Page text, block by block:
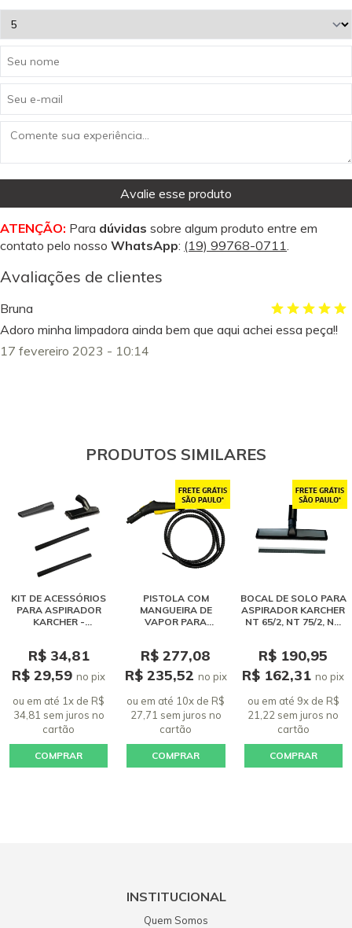
Avalie esse produto
ATENÇÃO: Para dúvidas sobre algum produto entre em
contato pelo nosso WhatsApp: (19) 99768-0711.
Avaliações de clientes
Bruna
Adoro minha limpadora ainda bem que aqui achei essa peça!!
17 fevereiro 2023 - 10:14
PRODUTOS SIMILARES
KIT DE ACESSÓRIOS
PARA ASPIRADOR
KARCHER -
BOCAL DE CANTOS
R$ 34,81
R$ 29,59no pix
ou em até 1x de R$
34,81 sem juros no
cartão
COMPRAR
PISTOLA COM
MANGUEIRA DE
VAPOR PARA
R$ 277,08
R$ 235,52 no pix
ou em até 10x de R$
27,71 sem juros no
cartão
COMPRAR
BOCAL DE SOLO PARA
ASPIRADOR KARCHER
NT 65/2, NT 75/2, NT
R$ 190,95
R$ 162,31no pix
ou em até 9x de R$
21,22 sem jurosno
cartão
COMPRAR
INSTITUCIONAL
Quem Somos